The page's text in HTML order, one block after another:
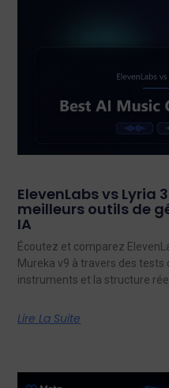
ElevenLabs vs Lyria
meilleurs outils de
IA
Écoutez et comparez
Mureka v9 à travers des
instruments et la structure
Lire La Suite